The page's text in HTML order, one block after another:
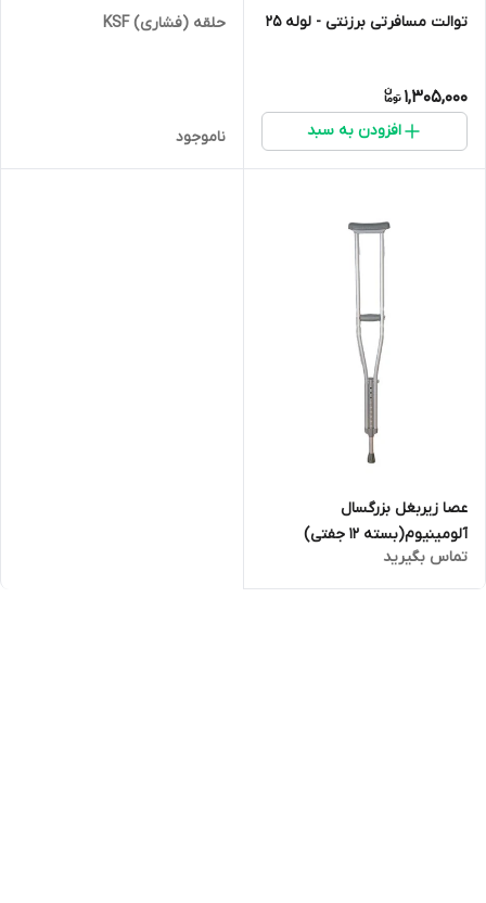
توالت مسافرتی برزنتی - لوله 25
1,305,000
افزودن به سبد
حلقه (فشاری) KSF
ناموجود
عصا زیربغل بزرگسال
آلومینیوم(بسته 12 جفتی)
تماس بگیرید